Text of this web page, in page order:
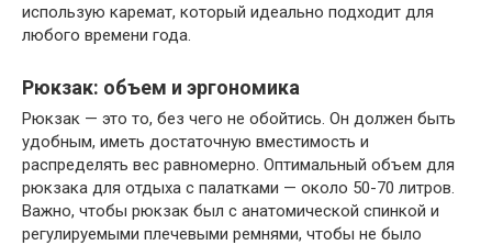
использую каремат, который идеально подходит для
любого времени года.
Рюкзак: объем и эргономика
Рюкзак — это то, без чего не обойтись. Он должен быть
удобным, иметь достаточную вместимость и
распределять вес равномерно. Оптимальный объем для
рюкзака для отдыха с палатками — около 50-70 литров.
Важно, чтобы рюкзак был с анатомической спинкой и
регулируемыми плечевыми ремнями, чтобы не было